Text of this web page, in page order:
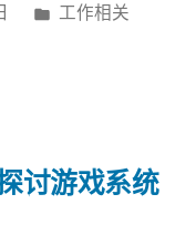
发
工作相关
讨游戏系统